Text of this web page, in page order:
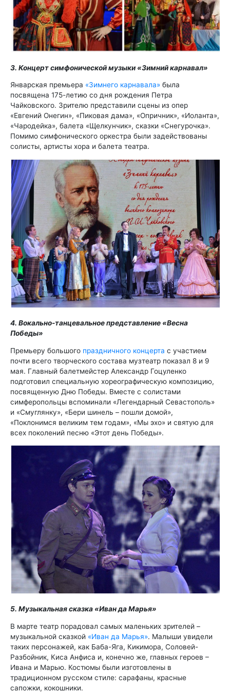
3. Концерт симфонической музыки «Зимний карнавал»
Январская премьера «Зимнего карнавала» была
посвящена 175-летию со дня рождения Петра
Чайковского. Зрителю представили сцены из опер
«Евгений Онегин», «Пиковая дама», «Опричник», «Иоланта»,
«Чародейка», балета «Щелкунчик», сказки «Снегурочка».
Помимо симфонического оркестра были задействованы
солисты, артисты хора и балета театра.
4. Вокально-танцевальное представление «Весна
Победы»
Премьеру большого праздничного концерта с участием
почти всего творческого состава музтеатр показал 8 и 9
мая. Главный балетмейстер Александр Гоцуленко
подготовил специальную хореографическую композицию,
посвященную Дню Победы. Вместе с солистами
симферопольцы вспоминали «Легендарный Севастополь»
и «Смуглянку», «Бери шинель – пошли домой»,
«Поклонимся великим тем годам», «Мы эхо» и святую для
всех поколений песню «Этот день Победы».
5. Музыкальная сказка «Иван да Марья»
В марте театр порадовал самых маленьких зрителей –
музыкальной сказкой «Иван да Марья». Малыши увидели
таких персонажей, как Баба-Яга, Кикимора, Соловей-
Разбойник, Киса Анфиса и, конечно же, главных героев –
Ивана и Марью. Костюмы были изготовлены в
традиционном русском стиле: сарафаны, красные
сапожки, кокошники.